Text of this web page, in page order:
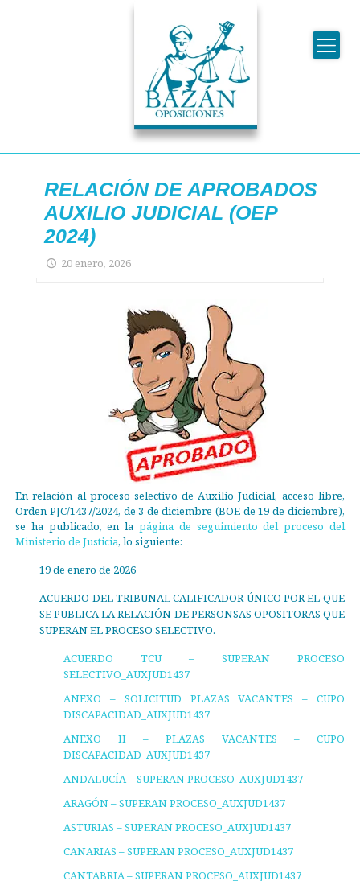
RELACIÓN DE APROBADOS
AUXILIO JUDICIAL (OEP
2024)
20 enero, 2026
En relación al proceso selectivo de Auxilio Judicial, acceso libre,
Orden PJC/1437/2024, de 3 de diciembre (BOE de 19 de diciembre),
se ha publicado, en la página de seguimiento del proceso del
Ministerio de Justicia, lo siguiente:
19 de enero de 2026
ACUERDO DEL TRIBUNAL CALIFICADOR ÚNICO POR EL QUE
SE PUBLICA LA RELACIÓN DE PERSONSAS OPOSITORAS QUE
SUPERAN EL PROCESO SELECTIVO.
ACUERDO TCU – SUPERAN PROCESO
SELECTIVO_AUXJUD1437
ANEXO – SOLICITUD PLAZAS VACANTES – CUPO
DISCAPACIDAD_AUXJUD1437
ANEXO II – PLAZAS VACANTES – CUPO
DISCAPACIDAD_AUXJUD1437
ANDALUCÍA – SUPERAN PROCESO_AUXJUD1437
ARAGÓN – SUPERAN PROCESO_AUXJUD1437
ASTURIAS – SUPERAN PROCESO_AUXJUD1437
CANARIAS – SUPERAN PROCESO_AUXJUD1437
CANTABRIA – SUPERAN PROCESO_AUXJUD1437